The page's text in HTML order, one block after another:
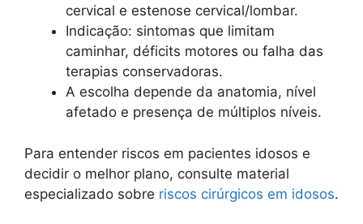
cervical e estenose cervical/lombar.
Indicação: sintomas que limitam
caminhar, déficits motores ou falha das
terapias conservadoras.
A escolha depende da anatomia, nível
afetado e presença de múltiplos níveis.
Para entender riscos em pacientes idosos e
decidir o melhor plano, consulte material
especializado sobre riscos cirúrgicos em idosos.